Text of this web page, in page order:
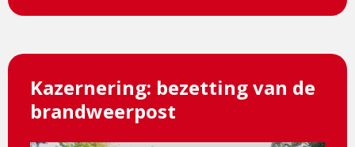
Kazernering: bezetting van de
brandweerpost